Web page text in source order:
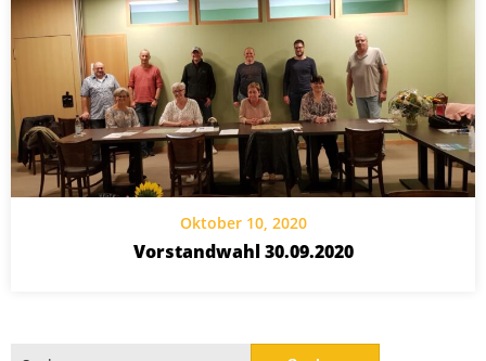
Oktober 10, 2020
Vorstandwahl 30.09.2020